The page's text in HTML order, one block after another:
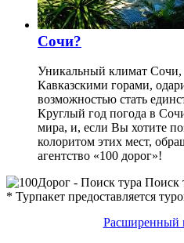
Сочи?
Уникальный климат
Кавказскими горами,
возможностью стать
Круглый год погода в
мира, и, если Вы хотите
колоритом этих мест,
агентство «100 дорог»!
Поиск
* Турпакет предоставляется
Расширенный